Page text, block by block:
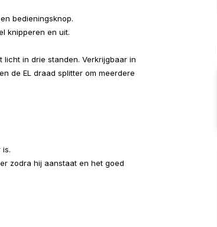
bedieningsknop.
knipperen en uit.
in drie standen. Verkrijgbaar in
de EL draad splitter om meerdere
is.
zodra hij aanstaat en het goed